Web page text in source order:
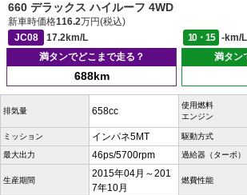
660 デラックス ハイルーフ 4WD
新車時価格116.2万円(税込)
JC08
17.2km/L 10・15
-km/L
満タンでどこまで走る？
688km
満タン
排気量 658cc
使用燃料
エンジン
ミッション インパネ5MT 駆動方式
最大出力 46ps/5700rpm 過給器（ターボ）
生産期間
2015年04月～201
7年10月
燃費性能